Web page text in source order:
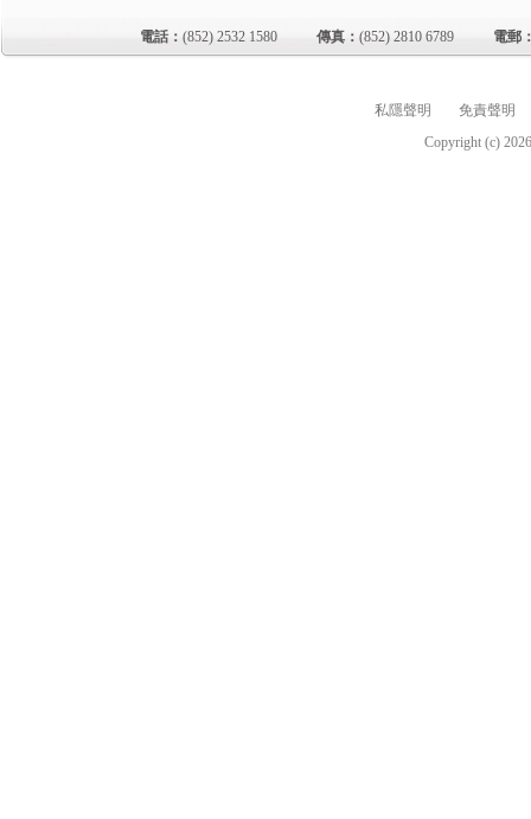
電話： (852) 2532 1580 傳真： (852) 2810 6789 電郵
私隱聲明
免責聲明
Copyright (c)